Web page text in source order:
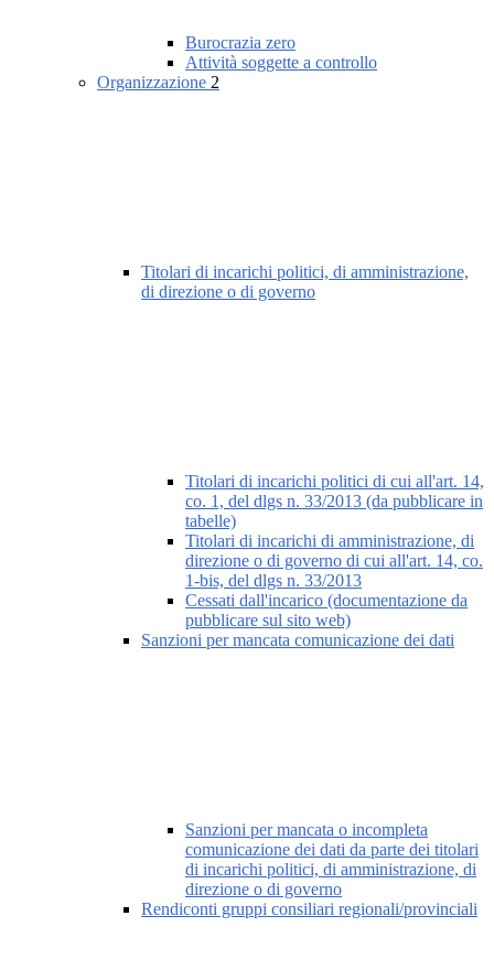
Burocrazia zero
Attività soggette a controllo
Organizzazione 2
Titolari di incarichi politici, di amministrazione,
di direzione o di governo
Titolari di incarichi politici di cui all'art. 14,
co. 1, del dlgs n. 33/2013 (da pubblicare in
tabelle)
Titolari di incarichi di amministrazione, di
direzione o di governo di cui all'art. 14, co.
1-bis, del dlgs n. 33/2013
Cessati dall'incarico (documentazione da
pubblicare sul sito web)
Sanzioni per mancata comunicazione dei dati
Sanzioni per mancata o incompleta
comunicazione dei dati da parte dei titolari
di incarichi politici, di amministrazione, di
direzione o di governo
Rendiconti gruppi consiliari regionali/provinciali